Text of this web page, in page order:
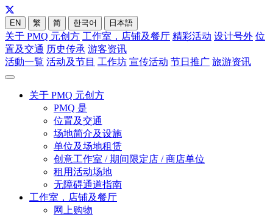
EN 繁 简 한국어 日本語
关于 PMQ 元创方 工作室，店铺及餐厅 精彩活动 设计号外 位
置及交通 历史传承 游客资讯
活動一覧 活动及节目 工作坊 宣传活动 节日推广 旅游资讯
关于 PMQ 元创方
PMQ 是
位置及交通
场地简介及设施
单位及场地租赁
创意工作室 / 期间限定店 / 商店单位
租用活动场地
无障碍通道指南
工作室，店铺及餐厅
网上购物